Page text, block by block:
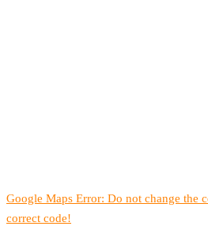
Google Maps Error: Do not change the
correct code!